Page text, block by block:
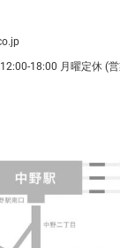
18:00 月曜定休 (